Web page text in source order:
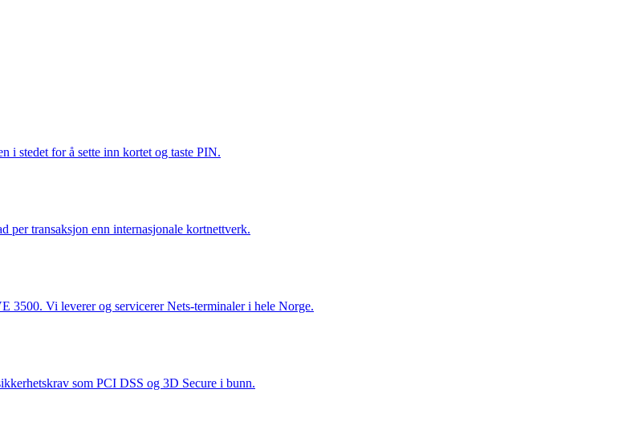
stedet for å sette inn kortet og taste PIN.
per transaksjon enn internasjonale kortnettverk.
Vi leverer og servicerer Nets-terminaler i hele Norge.
som PCI DSS og 3D Secure i bunn.